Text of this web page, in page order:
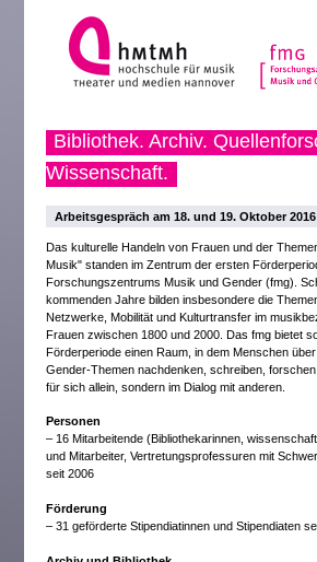
Bibliothek. Archiv.
Wissenschaft.
Arbeitsgespräch am 18. und 19. Oktober 2016
Das kulturelle Handeln von Frauen und der
Musik" standen im Zentrum der ersten
Forschungszentrums Musik und Gender (fmg).
kommenden Jahre bilden insbesondere die
Netzwerke, Mobilität und Kulturtransfer im
Frauen zwischen 1800 und 2000. Das fmg bietet
Förderperiode einen Raum, in dem Menschen
Gender-Themen nachdenken, schreiben,
für sich allein, sondern im Dialog mit anderen.
Personen
– 16 Mitarbeitende (Bibliothekarinnen,
und Mitarbeiter, Vertretungsprofessuren mit
seit 2006
Förderung
– 31 geförderte Stipendiatinnen und Stipendiaten